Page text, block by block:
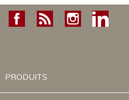
FacebookRss Instagram
PRODUITS